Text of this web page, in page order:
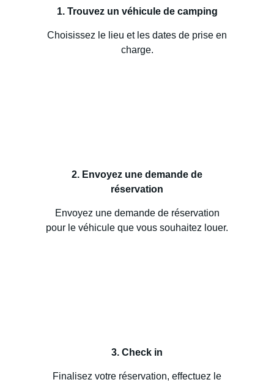
1. Trouvez un véhicule de camping
Choisissez le lieu et les dates de prise en
charge.
2. Envoyez une demande de
réservation
Envoyez une demande de réservation
pour le véhicule que vous souhaitez louer.
3. Check in
Finalisez votre réservation, effectuez le